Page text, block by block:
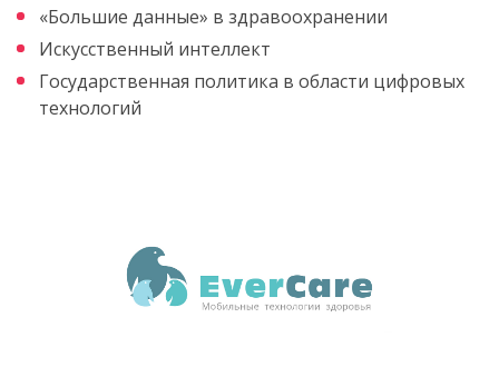
«Большие данные» в здравоохранении
Искусственный интеллект
Государственная политика в области цифровых
технологий